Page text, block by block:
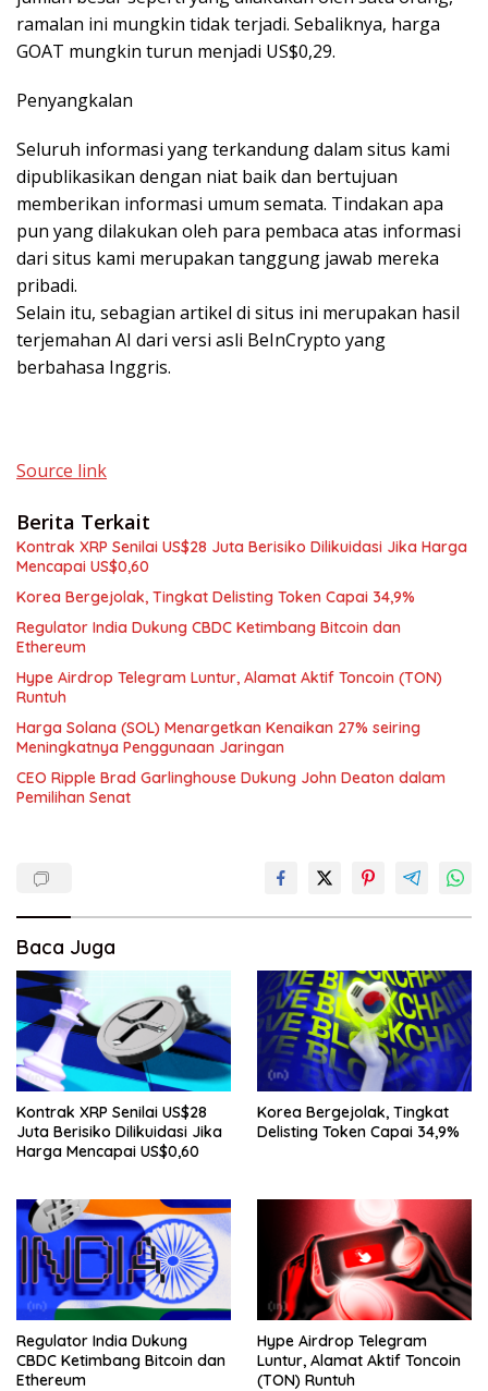
ramalan ini mungkin tidak terjadi. Sebaliknya, harga
GOAT mungkin turun menjadi US$0,29.
Penyangkalan
Seluruh informasi yang terkandung dalam situs kami
dipublikasikan dengan niat baik dan bertujuan
memberikan informasi umum semata. Tindakan apa
pun yang dilakukan oleh para pembaca atas informasi
dari situs kami merupakan tanggung jawab mereka
pribadi.
Selain itu, sebagian artikel di situs ini merupakan hasil
terjemahan AI dari versi asli BeInCrypto yang
berbahasa Inggris.
Source link
Berita Terkait
Kontrak XRP Senilai US$28 Juta Berisiko Dilikuidasi Jika Harga
Mencapai US$0,60
Korea Bergejolak, Tingkat Delisting Token Capai 34,9%
Regulator India Dukung CBDC Ketimbang Bitcoin dan
Ethereum
Hype Airdrop Telegram Luntur, Alamat Aktif Toncoin (TON)
Runtuh
Harga Solana (SOL) Menargetkan Kenaikan 27% seiring
Meningkatnya Penggunaan Jaringan
CEO Ripple Brad Garlinghouse Dukung John Deaton dalam
Pemilihan Senat
Baca Juga
Kontrak XRP Senilai US$28
Juta Berisiko Dilikuidasi Jika
Harga Mencapai US$0,60
Korea Bergejolak, Tingkat
Delisting Token Capai 34,9%
Regulator India Dukung
CBDC Ketimbang Bitcoin dan
Ethereum
Hype Airdrop Telegram
Luntur, Alamat Aktif Toncoin
(TON) Runtuh